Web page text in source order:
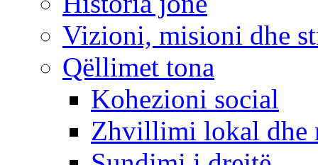
Vizioni, misioni dhe
Qëllimet tona
Kohezioni social
Zhvillimi lokal dhe